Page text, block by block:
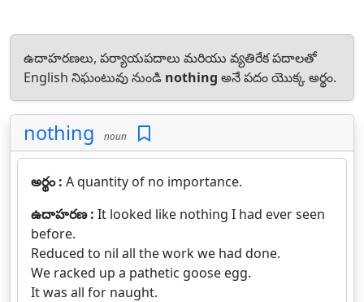
ఉదాహరణలు, పర్యాయపదాలు మరియు వ్యతిరేక పదాలతో
English నిఘంటువు నుండి nothing అనే పదం యొక్క అర్థం.
nothing noun
అర్థం : A quantity of no importance.
ఉదాహరణ : It looked like nothing I had ever seen
before.
Reduced to nil all the work we had done.
We racked up a pathetic goose egg.
It was all for naught.